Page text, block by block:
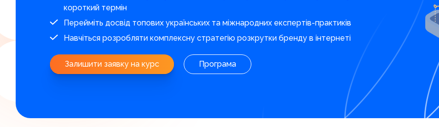
короткий термін
Перейміть досвід топових українських та міжнародних експертів-практиків
Навчіться розробляти комплексну стратегію розкрутки бренду в інтернеті
Залишити заявку на курс Програма